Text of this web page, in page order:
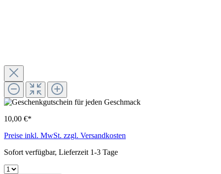
10,00 €*
Preise inkl. MwSt. zzgl. Versandkosten
Sofort verfügbar, Lieferzeit 1-3 Tage